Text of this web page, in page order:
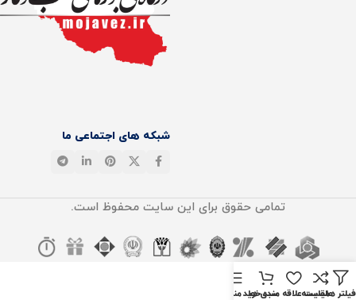
شبکه های اجتماعی ما
تمامی حقوق برای این سایت محفوظ است.
فیلتر هامقايسه
لیست علاقه مندی ها
سبد خریدمنو